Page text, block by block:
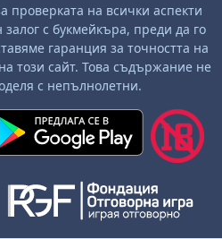
проверката на всички аспекти
с букмейкъра, преди да го
гаранция за точността на
този сайт. Това съдържание не
с непълнолетни.